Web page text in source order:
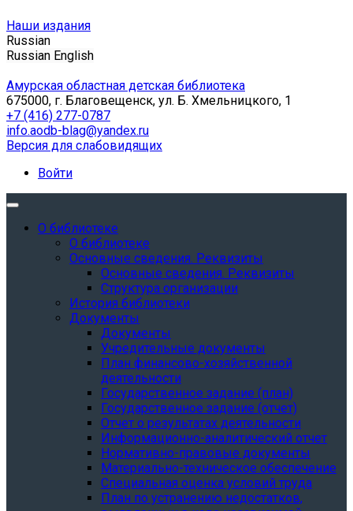
Наши издания
Russian
Russian English
Амурская областная детская библиотека
675000, г. Благовещенск, ул. Б. Хмельницкого, 1
+7 (416) 277-0787
info.aodb-blag@yandex.ru
Версия для слабовидящих
Войти
О библиотеке
О библиотеке
Основные сведения. Реквизиты
Основные сведения. Реквизиты
Структура организации
История библиотеки
Документы
Документы
Учредительные документы
План финансово-хозяйственной
деятельности
Государственное задание (план)
Государственное задание (отчет)
Отчет о результатах деятельности
Информационно-аналитический отчет
Нормативно-правовые документы
Материально-техническое обеспечение
Специальная оценка условий труда
План по устранению недостатков,